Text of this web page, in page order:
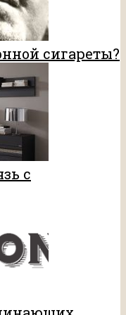
сигареты?
с